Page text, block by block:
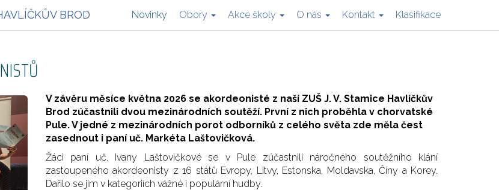
BROD Novinky Obory Akce školy O nás Kontakt Klasifikace
V závěru měsíce května 2026 se akordeonisté z naší ZUŠ J. V. Stamice Havlíčkův
Brod zúčastnili dvou mezinárodních soutěží. První z nich proběhla v chorvatské
Pule. V jedné z mezinárodních porot odborníků z celého světa zde měla čest
zasednout i paní uč. Markéta Laštovičková.
Žáci paní uč. Ivany Laštovičkové se v Pule zúčastnili náročného soutěžního klání
zastoupeného akordeonisty z 16 států Evropy, Litvy, Estonska, Moldavska, Číny a Korey.
Dařilo se jim v kategoriích vážné i populární hudby.